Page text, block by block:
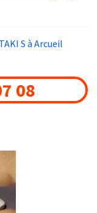
S à Arcueil
08